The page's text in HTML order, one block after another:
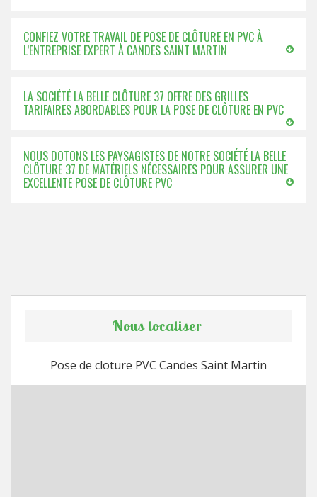
CONFIEZ VOTRE TRAVAIL DE POSE DE CLÔTURE EN PVC À
L’ENTREPRISE EXPERT À CANDES SAINT MARTIN
LA SOCIÉTÉ LA BELLE CLÔTURE 37 OFFRE DES GRILLES
TARIFAIRES ABORDABLES POUR LA POSE DE CLÔTURE EN PVC
NOUS DOTONS LES PAYSAGISTES DE NOTRE SOCIÉTÉ LA BELLE
CLÔTURE 37 DE MATÉRIELS NÉCESSAIRES POUR ASSURER UNE
EXCELLENTE POSE DE CLÔTURE PVC
Nous localiser
Pose de cloture PVC Candes Saint Martin